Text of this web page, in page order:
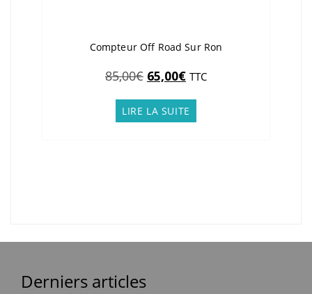
Compteur Off Road Sur Ron
85,00€ Le
initial
était :
65,00€Le
actuel
est :
TTC
LIRE LA SUITE
Derniers articles